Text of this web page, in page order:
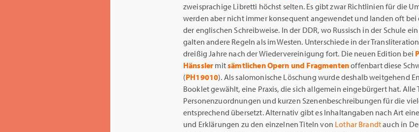
zweisprachige Libretti höchst selten. Es gibt zwar Richtlinien für die
werden aber nicht immer konsequent angewendet und landen oft bei
der englischen Schreibweise. In der DDR, wo Russisch in der Schule
galten andere Regeln als im Westen. Unterschiede in der
dreißig Jahre nach der Wiedervereinigung fort. Die neuen Edition bei
Hänssler mitsämtlichen Opern und Fragmentenoffenbart diese
(PH19010). Als salomonische Löschung wurde deshalb weitgehend
Booklet gewählt, eine Praxis, die sich allgemein eingebürgert hat. Alle
Personenzuordnungen und kurzen Szenenbeschreibungen für die
entsprechend übersetzt. Alternativ gibt es Inhaltangaben nach Art
und Erklärungen zu den einzelnen Titeln von Lothar Brandtauch in